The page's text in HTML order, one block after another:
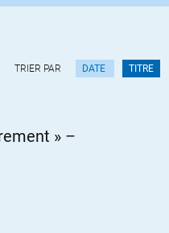
TRIER PAR DATE TITRE
» –